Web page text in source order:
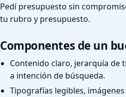
Pedí presupuesto sin
tu rubro y presupuesto.
Componentes de un
Contenido claro, jerarquía de
a intención de búsqueda.
Tipografías legibles,